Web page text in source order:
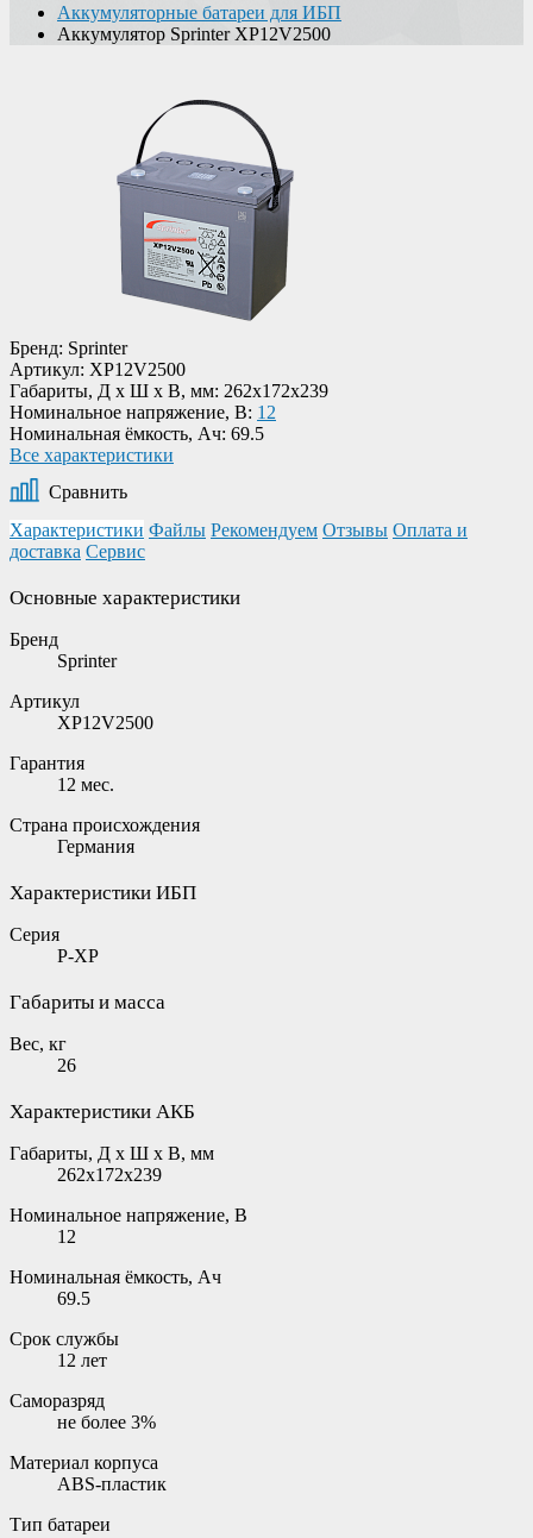
Аккумуляторные батареи для ИБП
Аккумулятор Sprinter XP12V2500
Бренд: Sprinter
Артикул: XP12V2500
Габариты, Д х Ш х В, мм: 262x172x239
Номинальное напряжение, В: 12
Номинальная ёмкость, Ач: 69.5
Все характеристики
Сравнить
Характеристики Файлы Рекомендуем Отзывы Оплата и
доставка Сервис
Основные характеристики
Бренд
Sprinter
Артикул
XP12V2500
Гарантия
12 мес.
Страна происхождения
Германия
Характеристики ИБП
Серия
P-XP
Габариты и масса
Вес, кг
26
Характеристики АКБ
Габариты, Д х Ш х В, мм
262x172x239
Номинальное напряжение, В
12
Номинальная ёмкость, Ач
69.5
Срок службы
12 лет
Саморазряд
не более 3%
Материал корпуса
ABS-пластик
Тип батареи